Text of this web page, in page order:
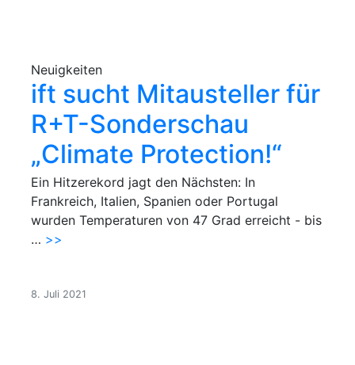
Neuigkeiten
ift sucht Mitausteller für
R+T-Sonderschau
„Climate Protection!“
Ein Hitzerekord jagt den Nächsten: In
Frankreich, Italien, Spanien oder Portugal
wurden Temperaturen von 47 Grad erreicht - bis
… >>
8. Juli 2021